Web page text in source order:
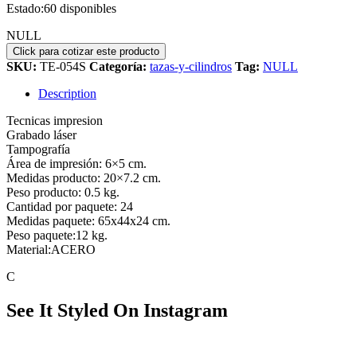
Estado:60 disponibles
NULL
SKU: TE-054S Categoría: tazas-y-cilindros Tag: NULL
Description
Tecnicas impresion
Grabado láser
Tampografía
Área de impresión: 6×5 cm.
Medidas producto: 20×7.2 cm.
Peso producto: 0.5 kg.
Cantidad por paquete: 24
Medidas paquete: 65x44x24 cm.
Peso paquete:12 kg.
Material:ACERO
C
See It Styled On Instagram